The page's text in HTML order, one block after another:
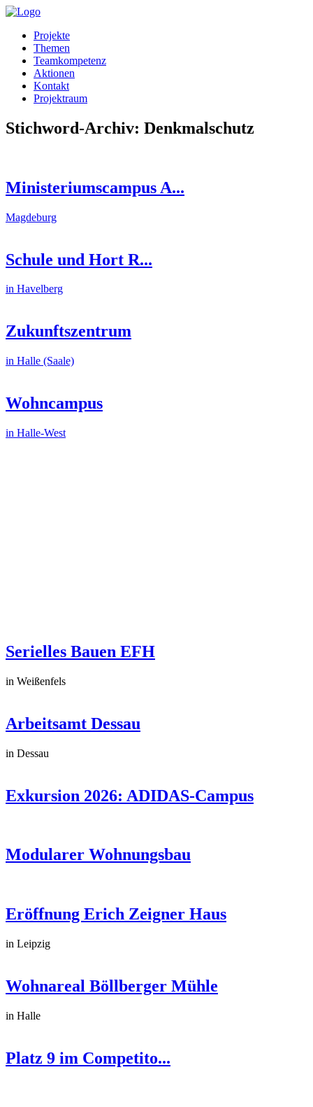
Projekte
Themen
Teamkompetenz
Aktionen
Kontakt
Projektraum
Stichword-Archiv: Denkmalschutz
Ministeriumscampus A...
Magdeburg
Schule und Hort R...
in Havelberg
Zukunftszentrum
in Halle (Saale)
Wohncampus
in Halle-West
Serielles Bauen EFH
in Weißenfels
Arbeitsamt Dessau
in Dessau
Exkursion 2026: ADIDAS-Campus
Modularer Wohnungsbau
Eröffnung Erich Zeigner Haus
in Leipzig
Wohnareal Böllberger Mühle
in Halle
Platz 9 im Competito...